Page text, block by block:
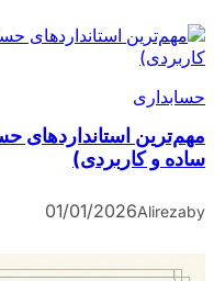
حسابداری
مهم‌ترین استانداردهای
ساده و کاربردی)
by
Alireza
01/01/2026